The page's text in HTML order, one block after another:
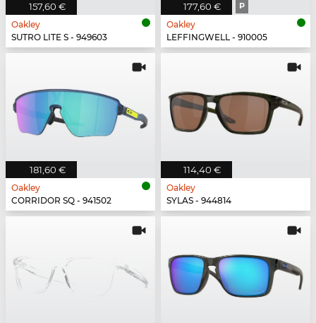
157,60 €
Oakley
SUTRO LITE S - 949603
177,60 € P
Oakley
LEFFINGWELL - 910005
181,60 €
Oakley
CORRIDOR SQ - 941502
114,40 €
Oakley
SYLAS - 944814